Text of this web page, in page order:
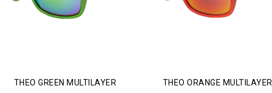
THEO GREEN MULTILAYER THEO ORANGE MULTILAYER